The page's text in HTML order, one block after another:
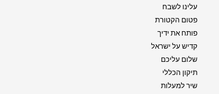
עלינו לשבח
פטום הקטורת
פותח את ידיך
קדיש על ישראל
שלום עליכם
תיקון הכללי
שיר למעלות